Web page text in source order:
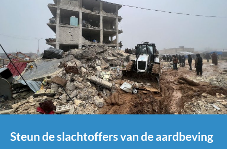
Steun de slachtoffers van de aardbeving